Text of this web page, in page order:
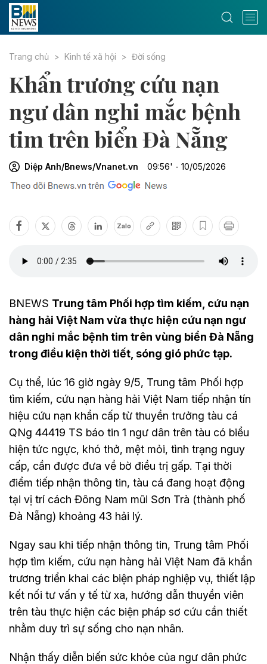
Trang chủ Kinh tế xã hội Đời sống
Khẩn trương cứu nạn
ngư dân nghi mắc bệnh
tim trên biển Đà Nẵng
Diệp Anh/Bnews/Vnanet.vn 09:56' - 10/05/2026
Zalo
BNEWS Trung tâm Phối hợp tìm kiếm, cứu nạn
hàng hải Việt Nam vừa thực hiện cứu nạn ngư
dân nghi mắc bệnh tim trên vùng biển Đà Nẵng
trong điều kiện thời tiết, sóng gió phức tạp.
Cụ thể, lúc 16 giờ ngày 9/5, Trung tâm Phối hợp
tìm kiếm, cứu nạn hàng hải Việt Nam tiếp nhận tín
hiệu cứu nạn khẩn cấp từ thuyền trưởng tàu cá
QNg 44419 TS báo tin 1 ngư dân trên tàu có biểu
hiện tức ngực, khó thở, mệt mỏi, tình trạng nguy
cấp, cần được đưa về bờ điều trị gấp. Tại thời
điểm tiếp nhận thông tin, tàu cá đang hoạt động
tại vị trí cách Đông Nam mũi Sơn Trà (thành phố
Đà Nẵng) khoảng 43 hải lý.
Ngay sau khi tiếp nhận thông tin, Trung tâm Phối
hợp tìm kiếm, cứu nạn hàng hải Việt Nam đã khẩn
trương triển khai các biện pháp nghiệp vụ, thiết lập
kết nối tư vấn y tế từ xa, hướng dẫn thuyền viên
trên tàu thực hiện các biện pháp sơ cứu cần thiết
nhằm duy trì sự sống cho nạn nhân.
Nhận thấy diễn biến sức khỏe của ngư dân phức